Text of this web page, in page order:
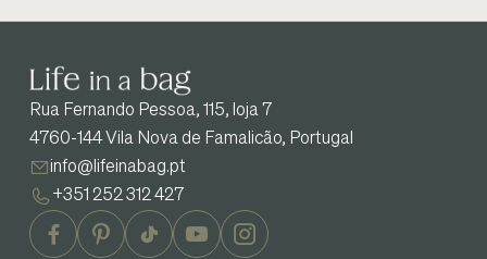
Rua Fernando Pessoa, 115, loja 7
4760-144 Vila Nova de Famalicão, Portugal
info@lifeinabag.pt
+351 252 312 427